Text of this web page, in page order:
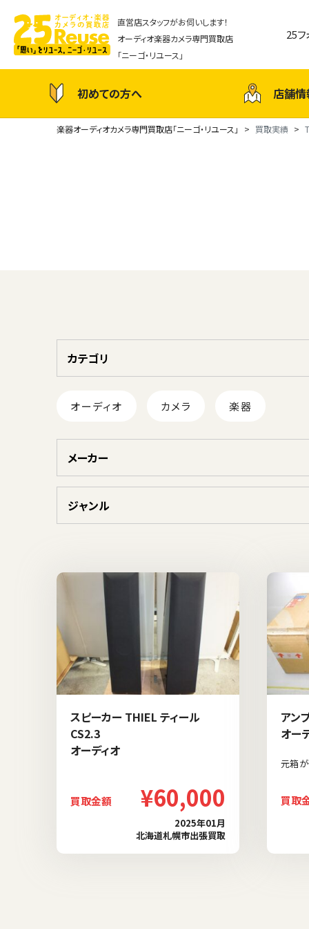
直営店スタッフがお伺いします！
オーディオ楽器カメラ専門買取店
「ニーゴ・リユース」
25フ
初めての方へ 店舗
楽器オーディオカメラ専門買取店「ニーゴ・リユース」 買取実績
カテゴリ
オーディオ カメラ 楽器
メーカー
ジャンル
スピーカー THIEL ティール
CS2.3
オーディオ
買取金額 ¥60,000
2025年01月
北海道札幌市出張買取
アン
オー
元箱が
買取